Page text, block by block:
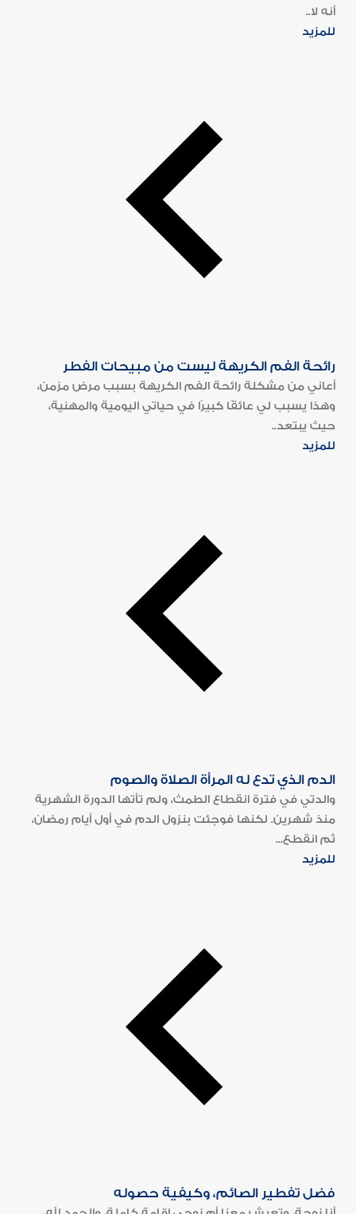
أنه لا..
للمزيد
رائحة الفم الكريهة ليست من مبيحات الفطر
أعاني من مشكلة رائحة الفم الكريهة بسبب مرض مزمن،
وهذا يسبب لي عائقًا كبيرًا في حياتي اليومية والمهنية،
حيث يبتعد..
للمزيد
الدم الذي تدع له المرأة الصلاة والصوم
والدتي في فترة انقطاع الطمث، ولم تأتها الدورة الشهرية
منذ شهرين. لكنها فوجئت بنزول الدم في أول أيام رمضان،
ثم انقطع...
للمزيد
فضل تفطير الصائم، وكيفية حصوله